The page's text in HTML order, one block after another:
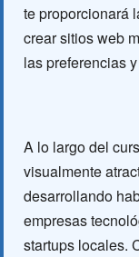
te proporcionará
crear sitios web
las preferencias
A lo largo del
visualmente
desarrollando
empresas
startups locales.